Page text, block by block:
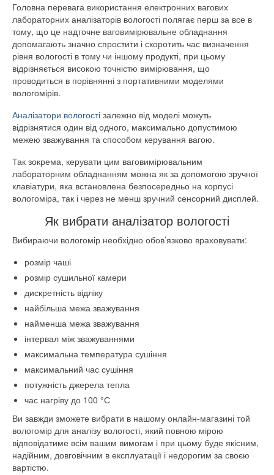
Головна перевага використання електронних вагових
лабораторних аналізаторів вологості полягає перш за все в
тому, що це надточне ваговимірювальне обладнання
допомагають значно спростити і скоротить час визначення
рівня вологості в тому чи іншому продукті, при цьому
відрізняється високою точністю вимірювання, що
проводиться в порівнянні з портативними моделями
вологомірів.
Аналізатори вологості залежно від моделі можуть
відрізнятися один від одного, максимально допустимою
межею зважування та способом керування вагою.
Так зокрема, керувати цим ваговимірювальним
лабораторним обладнанням можна як за допомогою зручної
клавіатури, яка встановлена ​​безпосередньо на корпусі
вологоміра, так і через не менш зручний сенсорний дисплей.
Як вибрати аналізатор вологості
Вибираючи вологомір необхідно обов’язково враховувати:
розмір чаші
розмір сушильної камери
дискретність відліку
найбільша межа зважування
найменша межа зважування
інтервал між зважуваннями
максимальна температура сушіння
максимальний час сушіння
потужність джерела тепла
час нагріву до 100 °С
Ви завжди зможете вибрати в нашому онлайн-магазині той
вологомір для аналізу вологості, який повною мірою
відповідатиме всім вашим вимогам і при цьому буде якісним,
надійним, довговічним в експлуатації і недорогим за своєю
вартістю.